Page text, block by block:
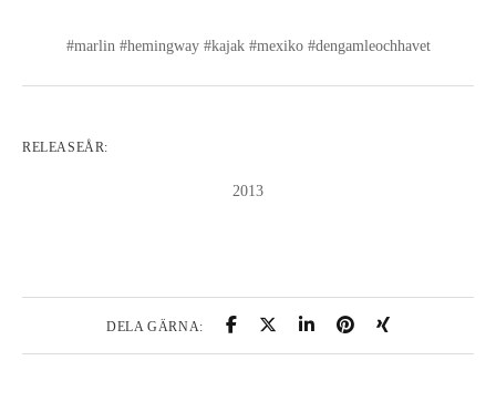
#marlin #hemingway #kajak #mexiko #dengamleochhavet
RELEASEÅR:
2013
DELA GÄRNA: